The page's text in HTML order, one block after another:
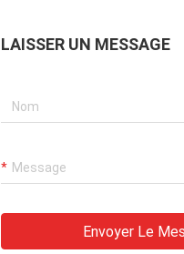
LAISSER UN MESSAGE
Envoyer Le